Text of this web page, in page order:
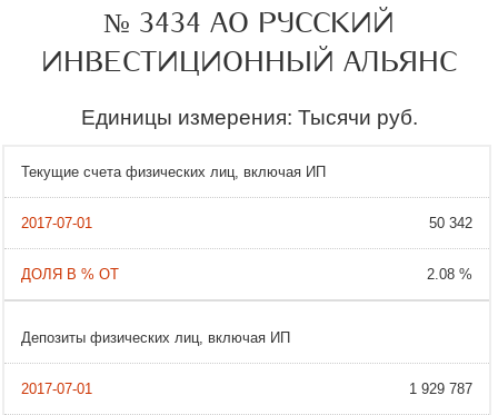
№ 3434 АО РУССКИЙ
ИНВЕСТИЦИОННЫЙ АЛЬЯНС
Единицы измерения: Тысячи руб.
Текущие счета физических лиц, включая ИП
50 342
2.08 %
Депозиты физических лиц, включая ИП
1 929 787